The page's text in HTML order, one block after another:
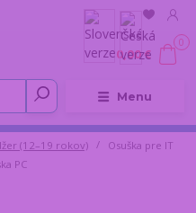
Menu
0
0,00 €
(12–19 rokov)
Osuška pre IT
PC